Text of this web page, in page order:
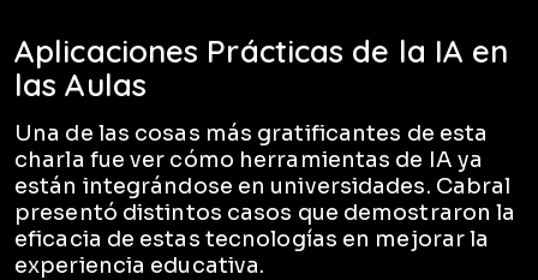
Aplicaciones Prácticas de la IA en
las Aulas
Una de las cosas más gratificantes de esta
charla fue ver cómo herramientas de IA ya
están integrándose en universidades. Cabral
presentó distintos casos que demostraron la
eficacia de estas tecnologías en mejorar la
experiencia educativa.